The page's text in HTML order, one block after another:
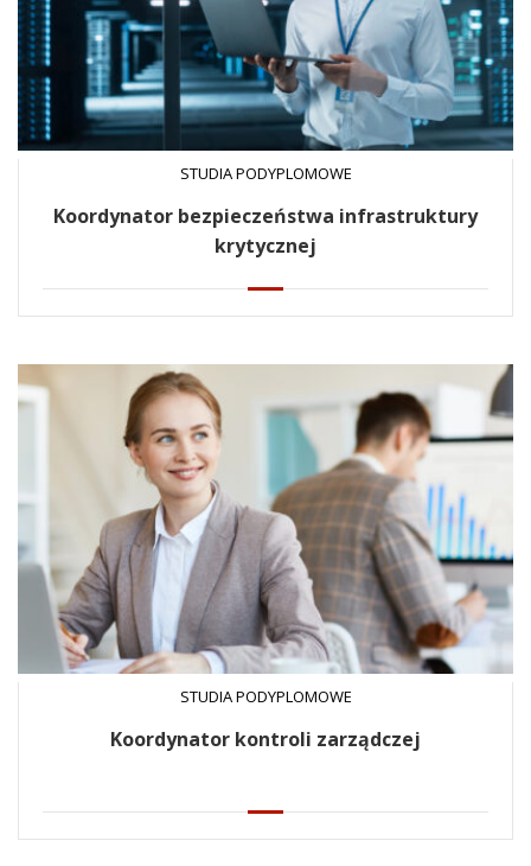
STUDIA PODYPLOMOWE
Koordynator bezpieczeństwa infrastruktury
krytycznej
STUDIA PODYPLOMOWE
Koordynator kontroli zarządczej